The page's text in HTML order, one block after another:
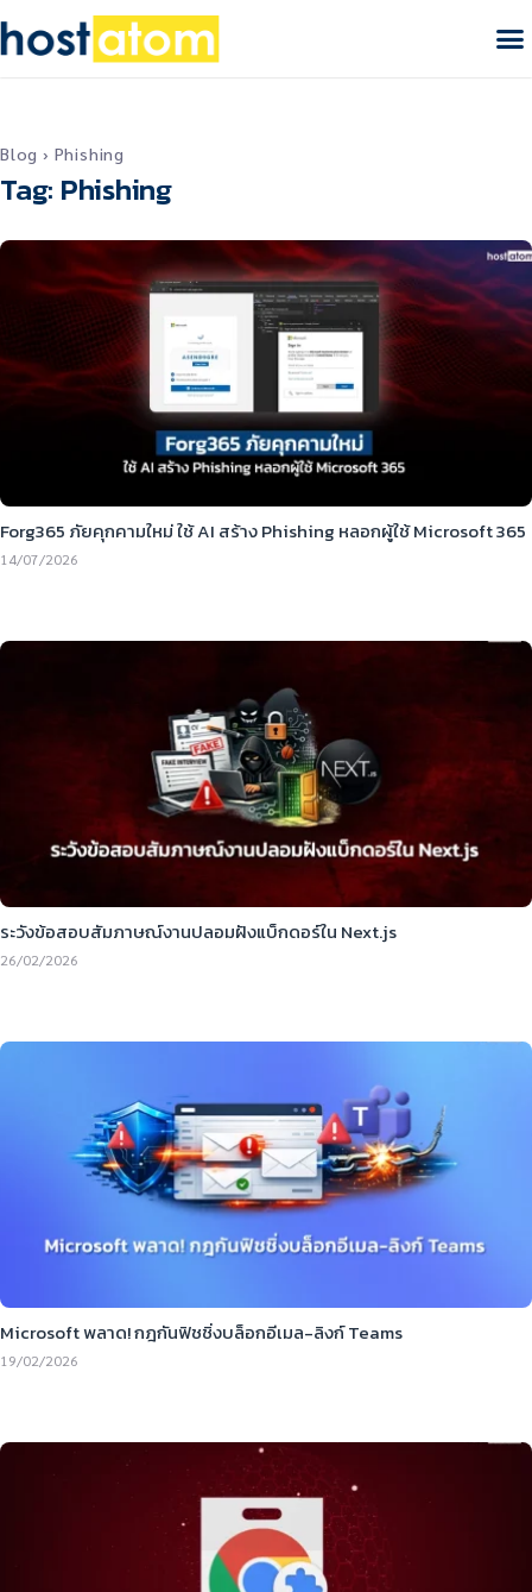
Blog › Phishing
Tag: Phishing
Forg365 ภัยคุกคามใหม่ ใช้ AI สร้าง Phishing หลอกผู้ใช้ Microsoft 365
14/07/2026
ระวังข้อสอบสัมภาษณ์งานปลอมฝังแบ็กดอร์ใน Next.js
26/02/2026
Microsoft พลาด! กฎกันฟิชชิ่งบล็อกอีเมล-ลิงก์ Teams
19/02/2026